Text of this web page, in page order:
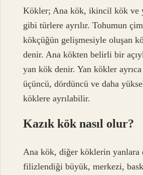
Kökler; Ana kök, ikincil kök ve
gibi türlere ayrılır. Tohumun
kökçüğün gelişmesiyle oluşan
denir. Ana kökten belirli bir
yan kök denir. Yan kökler
üçüncü, dördüncü ve daha
köklere ayrılabilir.
Kazık kök nasıl olur?
Ana kök, diğer köklerin yanlara
filizlendiği büyük, merkezi,